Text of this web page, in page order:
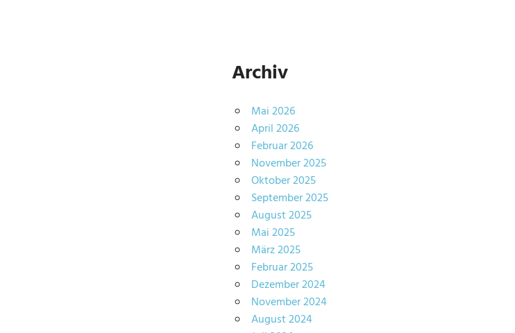
Archiv
Mai 2026
April 2026
Februar 2026
November 2025
Oktober 2025
September 2025
August 2025
Mai 2025
März 2025
Februar 2025
Dezember 2024
November 2024
August 2024